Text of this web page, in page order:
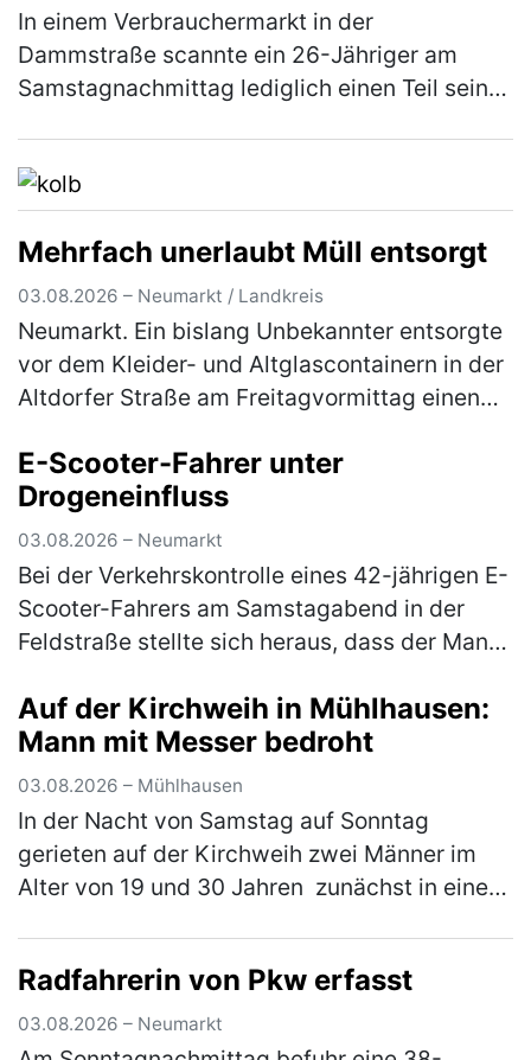
In einem Verbrauchermarkt in der
Dammstraße scannte ein 26-Jähriger am
Samstagnachmittag lediglich einen Teil seines
d…(mehr)
Mehrfach unerlaubt Müll entsorgt
03.08.2026 – Neumarkt / Landkreis
Neumarkt. Ein bislang Unbekannter entsorgte
vor dem Kleider- und Altglascontainern in der
Altdorfer Straße am Freitagvormittag einen
konnte sich das Kennzeic…(mehr)
E-Scooter-Fahrer unter
Drogeneinfluss
03.08.2026 – Neumarkt
Bei der Verkehrskontrolle eines 42-jährigen E-
Scooter-Fahrers am Samstagabend in der
Feldstraße stellte sich heraus, dass der Mann
stand. Die Weiterfahrt wurde… (mehr)
Auf der Kirchweih in Mühlhausen:
Mann mit Messer bedroht
03.08.2026 – Mühlhausen
In der Nacht von Samstag auf Sonntag
gerieten auf der Kirchweih zwei Männer im
Alter von 19 und 30 Jahren zunächst in einen
Radfahrerin von Pkw erfasst
03.08.2026 – Neumarkt